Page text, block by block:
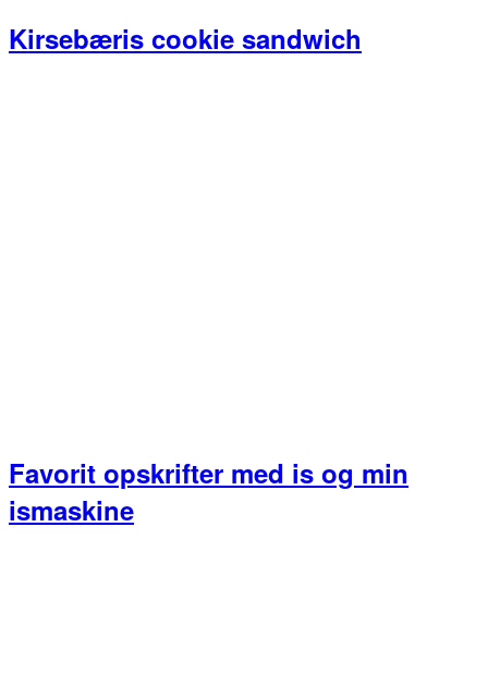
Kirsebæris cookie sandwich
Favorit opskrifter med is og min
ismaskine